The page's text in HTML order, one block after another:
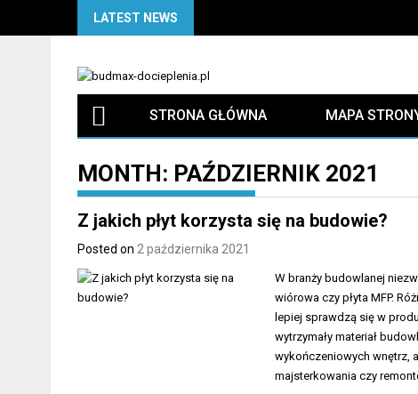
LATEST NEWS
STRONA GŁÓWNA MAPA
MONTH: PAŹDZIERNIK 2021
Z jakich płyt korzysta się na budowie?
Posted on 2 października 2021
W branży budowlanej
wiórowa czy płyta MFP.
lepiej sprawdzą się w
wytrzymały materiał
wykończeniowych wnętrz,
majsterkowania czy